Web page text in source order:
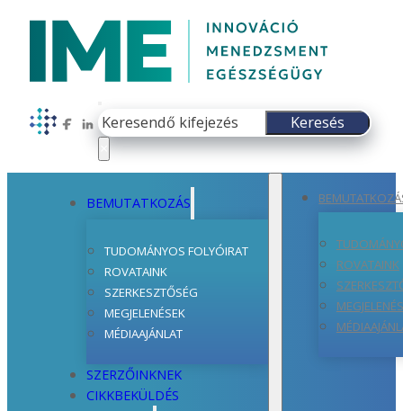
Follow us on Facebook
Follow us on LinkedIn
Keresés
Keresés
BEMUTATKOZÁS
TUDOMÁNYOS FOLYÓIRAT
ROVATAINK
SZERKESZTŐSÉG
MEGJELENÉSEK
MÉDIAAJÁNLAT
SZERZŐINKNEK
CIKKBEKÜLDÉS
ROVATAINK